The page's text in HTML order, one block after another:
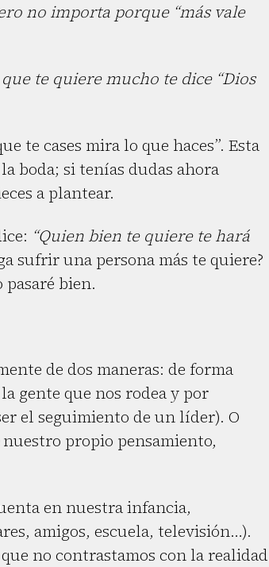
no importa porque “más vale
te quiere mucho te dice “Dios
te cases mira lo que haces”. Esta
boda; si tenías dudas ahora
a plantear.
“Quien bien te quiere te hará
sufrir una persona más te quiere?
bien.
de dos maneras: de forma
gente que nos rodea y por
el seguimiento de un líder). O
propio pensamiento,
en nuestra infancia,
amigos, escuela, televisión…).
no contrastamos con la realidad